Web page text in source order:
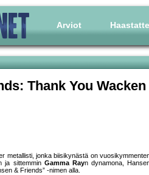
Arviot
Thank You Wacken
metallisti, jonka biisikynästä on
ja sittemmin Gamma Rayn dynamona,
& Friends” -nimen alla.